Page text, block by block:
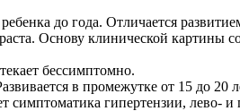
до года. Отличается
Основу клинической картины
бессимптомно.
в промежутке от 15 до 20
симптоматика гипертензии, лево- и